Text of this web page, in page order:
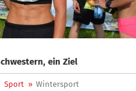
ein Ziel
Sport » Wintersport